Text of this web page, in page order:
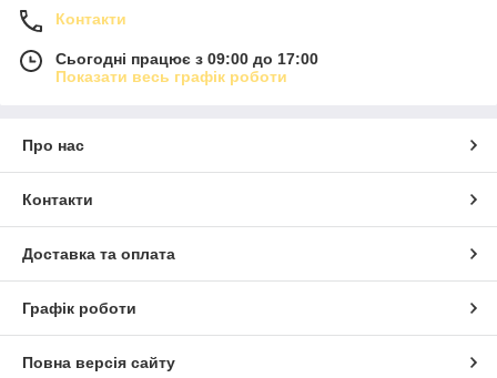
Контакти
Сьогодні працює з 09:00 до 17:00
Показати весь графік роботи
Про нас
Контакти
Доставка та оплата
Графік роботи
Повна версія сайту